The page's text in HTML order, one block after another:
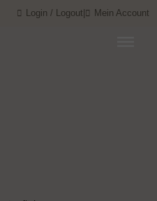
Login / Logout Mein Account